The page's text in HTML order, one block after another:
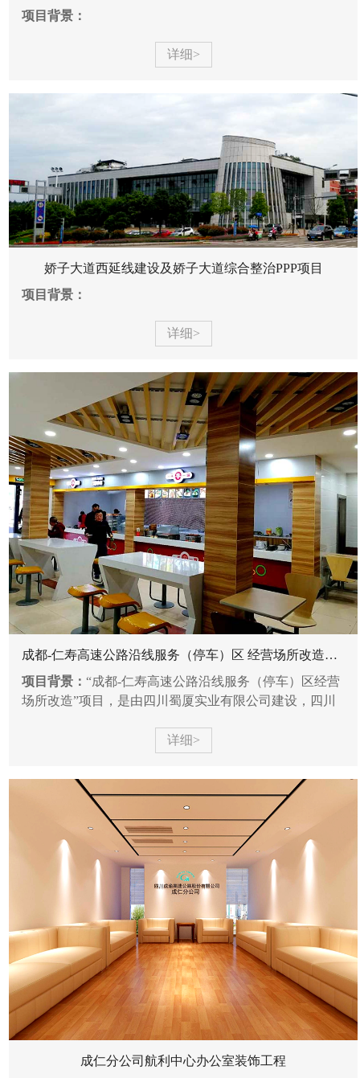
项目背景：
详细>
娇子大道西延线建设及娇子大道综合整治PPP项目
项目背景：
详细>
成都-仁寿高速公路沿线服务（停车）区 经营场所改造项...
项目背景：“成都-仁寿高速公路沿线服务（停车）区经营
场所改造”项目，是由四川蜀厦实业有限公司建设，四川
详细>
成仁分公司航利中心办公室装饰工程